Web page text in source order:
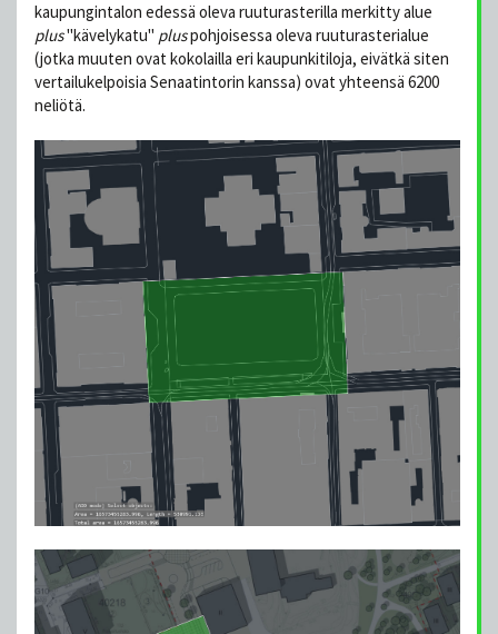
kaupungintalon edessä oleva ruuturasterilla merkitty alue
plus"kävelykatu" pluspohjoisessa oleva ruuturasterialue
(jotka muuten ovat kokolailla eri kaupunkitiloja, eivätkä siten
vertailukelpoisia Senaatintorin kanssa) ovat yhteensä 6200
neliötä.